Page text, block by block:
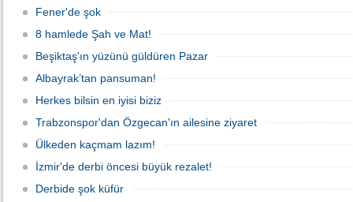
Fener'de şok
8 hamlede Şah ve Mat!
Beşiktaş'ın yüzünü güldüren Pazar
Albayrak’tan pansuman!
Herkes bilsin en iyisi biziz
Trabzonspor'dan Özgecan'ın ailesine ziyaret
Ülkeden kaçmam lazım!
İzmir'de derbi öncesi büyük rezalet!
Derbide şok küfür